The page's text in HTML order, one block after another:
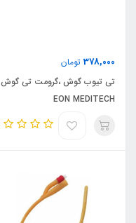
378,000 تومان
تی تیوب گوش ،گرومت تی گوش
EON MEDITECH